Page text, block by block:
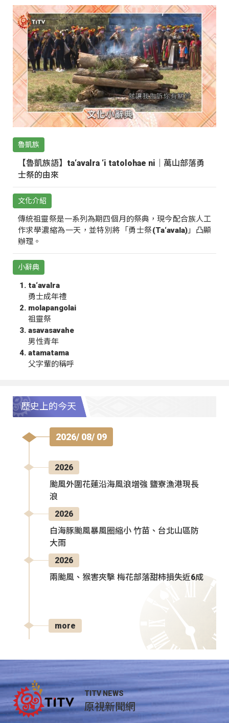
魯凱族
【魯凱族語】ta‘avalra ‘i tatolohae ni｜萬山部落勇
士祭的由來
文化介紹
傳統祖靈祭是一系列為期四個月的祭典，現今配合族人工
作求學濃縮為一天，並特別將「勇士祭(Ta‘avala)」凸顯
辦理。
小辭典
ta‘avalra
勇士成年禮
molapangolai
祖靈祭
asavasavahe
男性青年
atamatama
父字輩的稱呼
歷史上的今天
2026/ 08/ 09
2026
颱風外圍花蓮沿海風浪增強 鹽寮漁港現長
浪
2026
白海豚颱風暴風圈縮小 竹苗、台北山區防
大雨
2026
兩颱風、猴害夾擊 梅花部落甜柿損失近6成
more
TITV NEWS
原視新聞網